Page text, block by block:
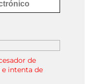
de
e intenta de